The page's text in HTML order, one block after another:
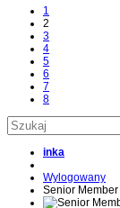
1
2
3
4
5
6
7
8
inka
Wylogowany
Senior Member